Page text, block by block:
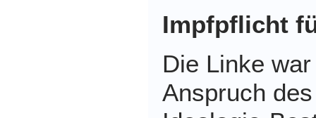
Impfpflicht
Die Linke
Anspruch